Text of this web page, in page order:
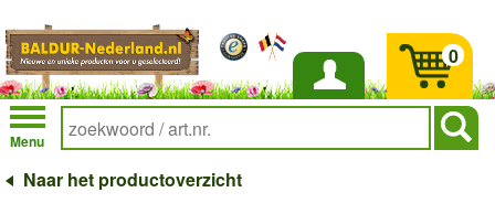
Inloggen
Menu
0
Naar het productoverzicht